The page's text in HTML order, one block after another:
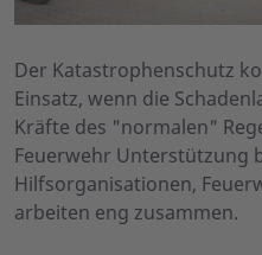
Der Katastrophenschutz
Einsatz, wenn die
Kräfte des "normalen"
Feuerwehr Unterstützung
Hilfsorganisationen,
arbeiten eng zusammen.